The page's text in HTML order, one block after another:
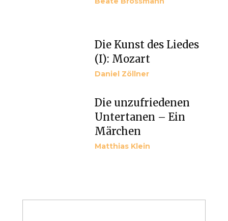
Die Kunst des Liedes
(I): Mozart
Daniel Zöllner
Die unzufriedenen
Untertanen – Ein
Märchen
Matthias Klein